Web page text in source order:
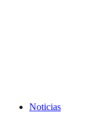
Noticias